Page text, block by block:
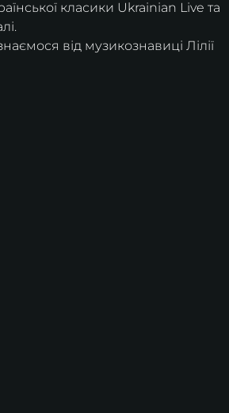
класики Ukrainian Live та
від музикознавиці Лілії